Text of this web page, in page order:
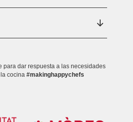
para dar respuesta a las necesidades
la cocina#makinghappychefs